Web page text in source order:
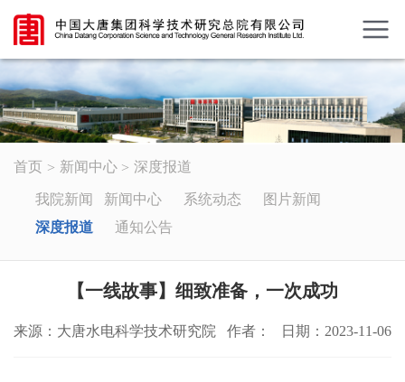
首页 新闻中心 深度报道
我院新闻 新闻中心 系统动态
图片新闻
深度报道
通知公告
【一线故事】细致准备，一次成功
来源：大唐水电科学技术研究院 作者： 日期：2023-11-06